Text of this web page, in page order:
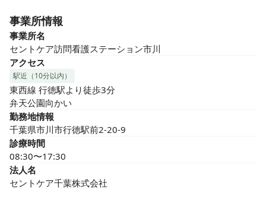
事業所情報
事業所名
セントケア訪問看護ステーション市川
アクセス
駅近（10分以内）
東西線 行徳駅より徒歩3分
弁天公園向かい
勤務地情報
千葉県市川市行徳駅前2-20-9
診療時間
08:30〜17:30
法人名
セントケア千葉株式会社